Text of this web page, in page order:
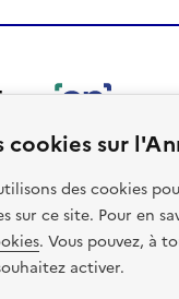
cookies sur
des cookies
sur ce site. Pour en
. Vous pouvez, à
activer.
: non conforme